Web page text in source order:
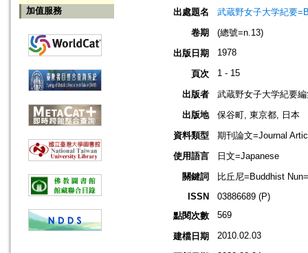
加值服務
出處題名
武蔵野女子大学紀要
卷期
(總號=n.13)
出版日期
1978
頁次 1 - 15
出版者
武蔵野女子大学紀要
出版地
保谷町, 東京都, 日本
資料類型
期刊論文=Journal
使用語言
日文=Japanese
關鍵詞
比丘尼=Buddhist
ISSN
03886689 (P)
點閱次數
569
建檔日期 2010.02.03